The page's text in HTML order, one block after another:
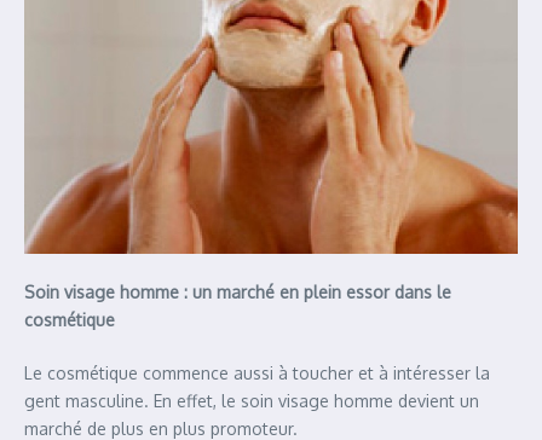
Soin visage homme : un marché en plein essor dans le
cosmétique
Le cosmétique commence aussi à toucher et à intéresser la
gent masculine. En effet, le soin visage homme devient un
marché de plus en plus promoteur.